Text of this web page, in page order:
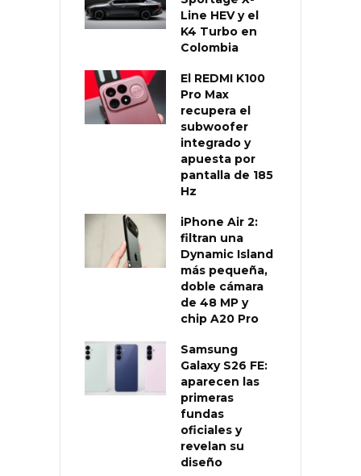
Line HEV y el
K4 Turbo en
Colombia
El REDMI K100
Pro Max
recupera el
subwoofer
integrado y
apuesta por
pantalla de 185
Hz
iPhone Air 2:
filtran una
Dynamic Island
más pequeña,
doble cámara
de 48 MP y
chip A20 Pro
Samsung
Galaxy S26 FE:
aparecen las
primeras
fundas
oficiales y
revelan su
diseño